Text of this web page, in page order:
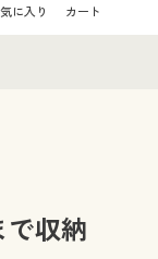
に入り カート
収納